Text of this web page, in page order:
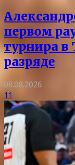
первом
турнира в
разряде
08.08.2026
11